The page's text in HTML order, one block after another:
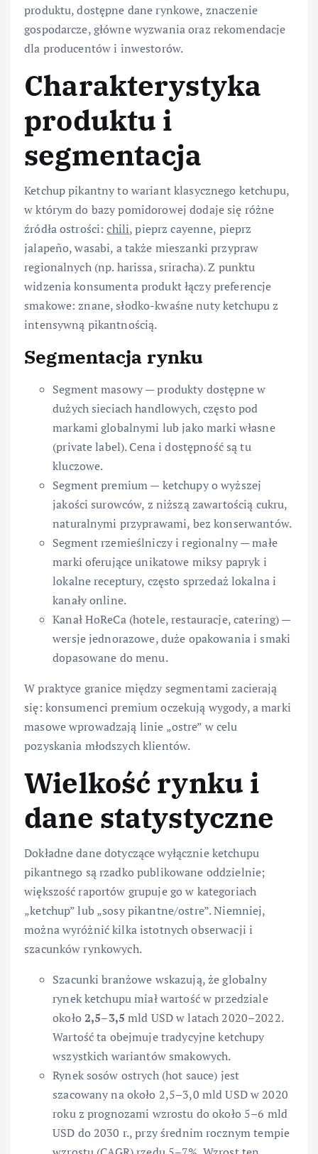
produktu, dostępne dane rynkowe, znaczenie
gospodarcze, główne wyzwania oraz rekomendacje
dla producentów i inwestorów.
Charakterystyka
produktu i
segmentacja
Ketchup pikantny to wariant klasycznego ketchupu,
w którym do bazy pomidorowej dodaje się różne
źródła ostrości:chili, pieprz cayenne, pieprz
jalapeño, wasabi, a także mieszanki przypraw
regionalnych (np. harissa, sriracha). Z punktu
widzenia konsumenta produkt łączy preferencje
smakowe: znane, słodko-kwaśne nuty ketchupu z
intensywną pikantnością.
Segmentacja rynku
Segment masowy — produkty dostępne w
dużych sieciach handlowych, często pod
markami globalnymi lub jako marki własne
(private label). Cena i dostępność są tu
kluczowe.
Segment premium — ketchupy o wyższej
jakości surowców, z niższą zawartością cukru,
naturalnymi przyprawami, bez konserwantów.
Segment rzemieślniczy i regionalny — małe
marki oferujące unikatowe miksy papryk i
lokalne receptury, często sprzedaż lokalna i
kanały online.
Kanał HoReCa (hotele, restauracje, catering) —
wersje jednorazowe, duże opakowania i smaki
dopasowane do menu.
W praktyce granice między segmentami zacierają
się: konsumenci premium oczekują wygody, a marki
masowe wprowadzają linie „ostre” w celu
pozyskania młodszych klientów.
Wielkość rynku i
dane statystyczne
Dokładne dane dotyczące wyłącznie ketchupu
pikantnego są rzadko publikowane oddzielnie;
większość raportów grupuje go w kategoriach
„ketchup” lub „sosy pikantne/ostre”. Niemniej,
można wyróżnić kilka istotnych obserwacji i
szacunków rynkowych.
Szacunki branżowe wskazują, że globalny
rynek ketchupu miał wartość w przedziale
około2,5–3,5 mld USD w latach 2020–2022.
Wartość ta obejmuje tradycyjne ketchupy
wszystkich wariantów smakowych.
Rynek sosów ostrych (hot sauce) jest
szacowany na około 2,5–3,0 mld USD w 2020
roku z prognozami wzrostu do około 5–6 mld
USD do 2030 r., przy średnim rocznym tempie